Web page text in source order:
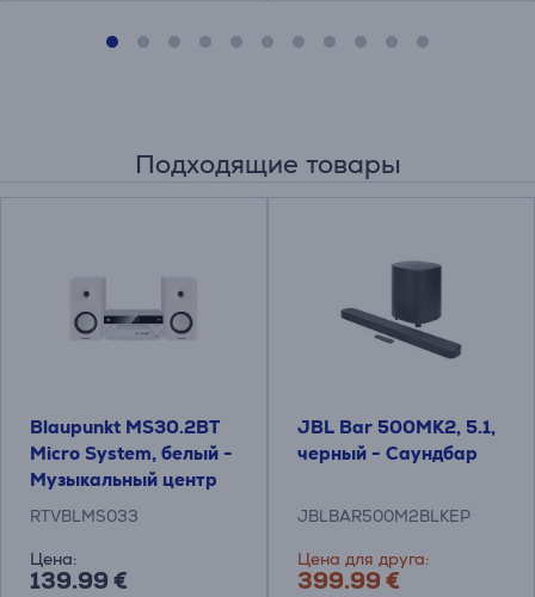
Подходящие товары
Blaupunkt MS30.2BT
Micro System, белый -
Музыкальный центр
RTVBLMS033
Цена:
139.99 €
JBL Bar 500MK2, 5.1,
черный - Саундбар
JBLBAR500M2BLKEP
Цена для друга:
399.99 €